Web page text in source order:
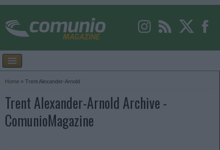
Home » Trent Alexander-Arnold
Trent Alexander-Arnold Archive -
ComunioMagazine